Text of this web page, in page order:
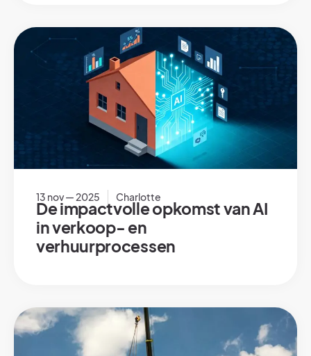
13 nov — 2025 Charlotte
De impactvolle opkomst van AI
in verkoop- en
verhuurprocessen